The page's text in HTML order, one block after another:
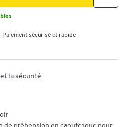
Paiement sécurisé et rapide
la sécurité